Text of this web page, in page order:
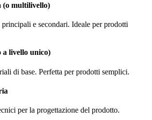
(o multilivello)
e secondari. Ideale per prodotti
a livello unico)
di base. Perfetta per prodotti semplici.
per la progettazione del prodotto.